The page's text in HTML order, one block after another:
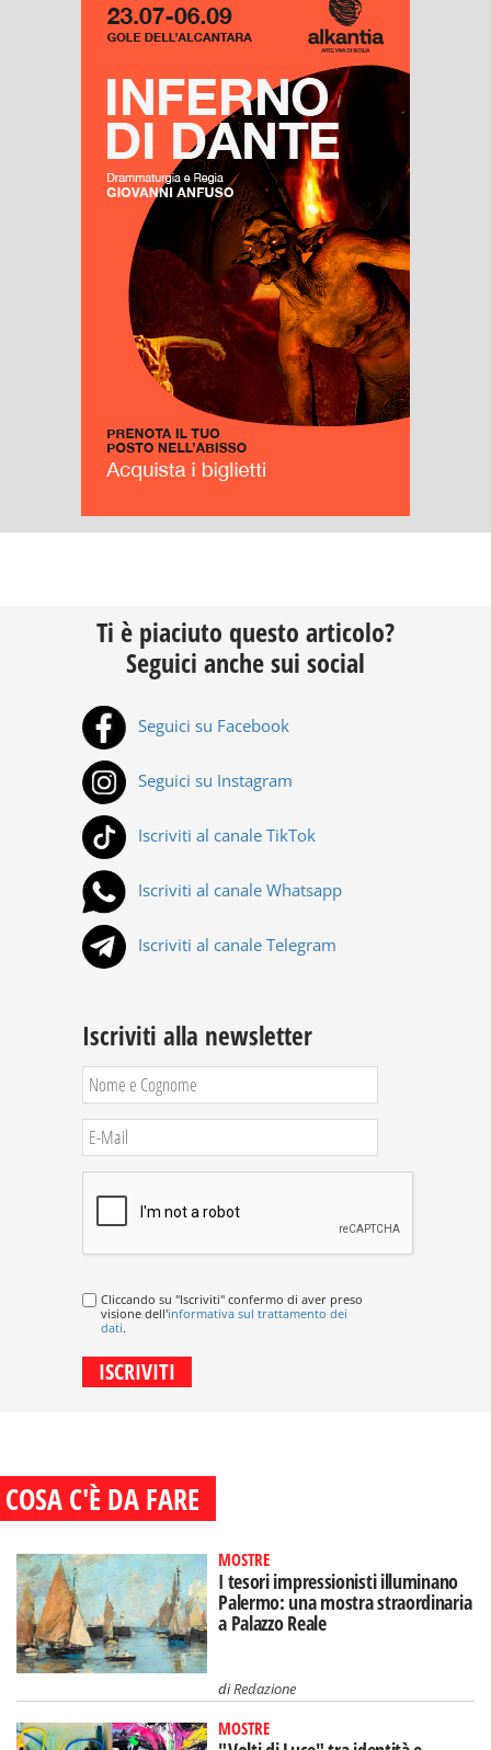
Ti è piaciuto questo articolo?
Seguici anche sui social
Seguici su Facebook
Seguici su Instagram
Iscriviti al canale TikTok
Iscriviti al canale Whatsapp
Iscriviti al canale Telegram
Iscriviti alla newsletter
Cliccando su "Iscriviti" confermo di aver preso
visione dell'informativa sul trattamento dei
dati.
COSA C'È DA FARE
MOSTRE
I tesori impressionisti illuminano
Palermo: una mostra straordinaria
a Palazzo Reale
diRedazione
MOSTRE